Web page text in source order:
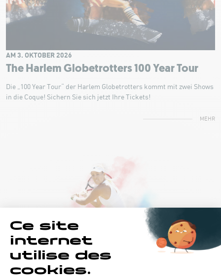
AM 3. OKTOBER 2026
The Harlem Globetrotters 100 Year Tour
Die „100 Year Tour“ der Harlem Globetrotters kommt mit zwei Shows
in die Coque! Sichern Sie sich jetzt Ihre Tickets!
MEHR
FROM 13. OKTOBER TO 18. OKTOBER 2026